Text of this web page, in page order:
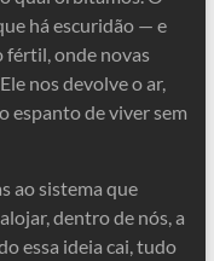
há escuridão — e
fértil, onde novas
nos devolve o ar,
espanto de viver sem
ao sistema que
dentro de nós, a
essa ideia cai, tudo